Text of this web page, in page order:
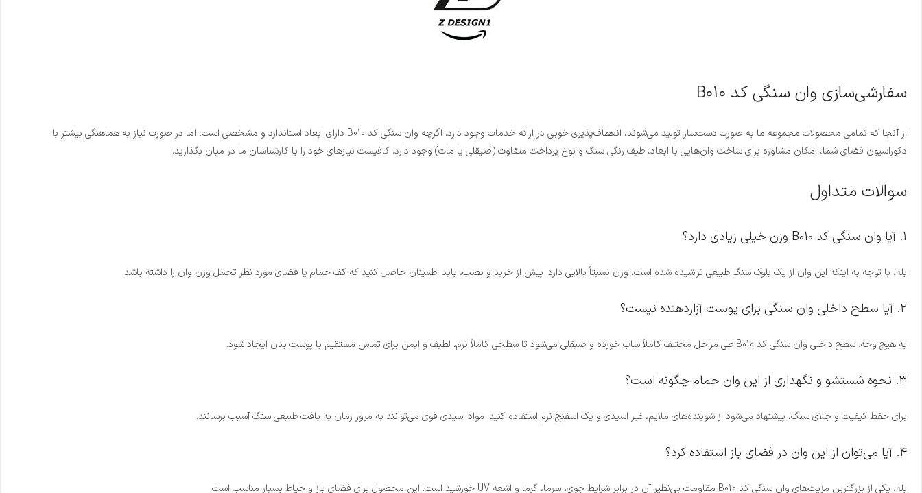
سفارشی‌سازی وان سنگی کد B010
از آنجا که تمامی محصولات مجموعه ما به صورت دست‌ساز تولید می‌شوند، انعطاف‌پذیری خوبی در ارائه خدمات وجود دارد. اگرچه وان سنگی کد B010 دارای ابعاد استاندارد و مشخصی است، اما در صورت نیاز به هماهنگی بیشتر با
دکوراسیون فضای شما، امکان مشاوره برای ساخت وان‌هایی با ابعاد، طیف رنگی سنگ و نوع پرداخت متفاوت (صیقلی یا مات) وجود دارد. کافیست نیازهای خود را با کارشناسان ما در میان بگذارید.
سوالات متداول
۱. آیا وان سنگی کد B010 وزن خیلی زیادی دارد؟
بله، با توجه به اینکه این وان از یک بلوک سنگ طبیعی تراشیده شده است، وزن نسبتاً بالایی دارد. پیش از خرید و نصب، باید اطمینان حاصل کنید که کف حمام یا فضای مورد نظر تحمل وزن وان را داشته باشد.
۲. آیا سطح داخلی وان سنگی برای پوست آزاردهنده نیست؟
به هیچ وجه. سطح داخلی وان سنگی کد B010 طی مراحل مختلف کاملاً ساب خورده و صیقلی می‌شود تا سطحی کاملاً نرم، لطیف و ایمن برای تماس مستقیم با پوست بدن ایجاد شود.
۳. نحوه شستشو و نگهداری از این وان حمام چگونه است؟
برای حفظ کیفیت و جلای سنگ، پیشنهاد می‌شود از شوینده‌های ملایم، غیر اسیدی و یک اسفنج نرم استفاده کنید. مواد اسیدی قوی می‌توانند به مرور زمان به بافت طبیعی سنگ آسیب برسانند.
۴. آیا می‌توان از این وان در فضای باز استفاده کرد؟
بله، یکی از بزرگترین مزیت‌های وان سنگی کد B010 مقاومت بی‌نظیر آن در برابر شرایط جوی، سرما، گرما و اشعه UV خورشید است. این محصول برای فضای باز و حیاط بسیار مناسب است.